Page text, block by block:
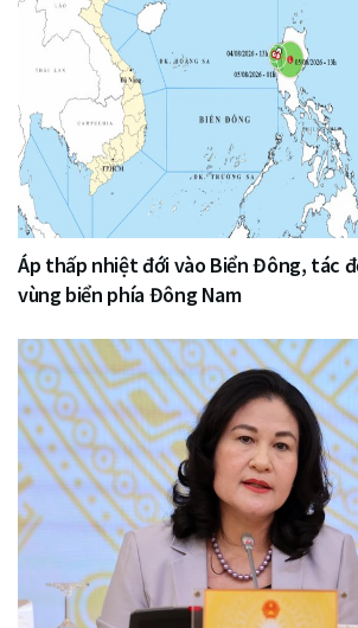
Áp thấp nhiệt đới vào Biển Đông, tác
vùng biển phía Đông Nam